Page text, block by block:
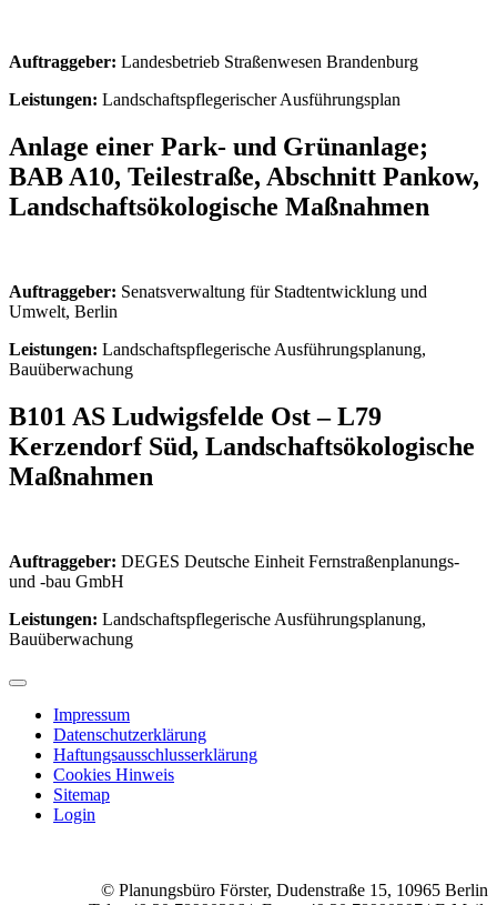
Auftraggeber: Landesbetrieb Straßenwesen Brandenburg
Leistungen: Landschaftspflegerischer Ausführungsplan
Anlage einer Park- und Grünanlage;
BAB A10, Teilestraße, Abschnitt Pankow,
Landschaftsökologische Maßnahmen
Auftraggeber: Senatsverwaltung für Stadtentwicklung und
Umwelt, Berlin
Leistungen: Landschaftspflegerische Ausführungsplanung,
Bauüberwachung
B101 AS Ludwigsfelde Ost – L79
Kerzendorf Süd, Landschaftsökologische
Maßnahmen
Auftraggeber: DEGES Deutsche Einheit Fernstraßenplanungs-
und -bau GmbH
Leistungen: Landschaftspflegerische Ausführungsplanung,
Bauüberwachung
Impressum
Datenschutzerklärung
Haftungsausschlusserklärung
Cookies Hinweis
Sitemap
Login
© Planungsbüro Förster, Dudenstraße 15, 10965 Berlin